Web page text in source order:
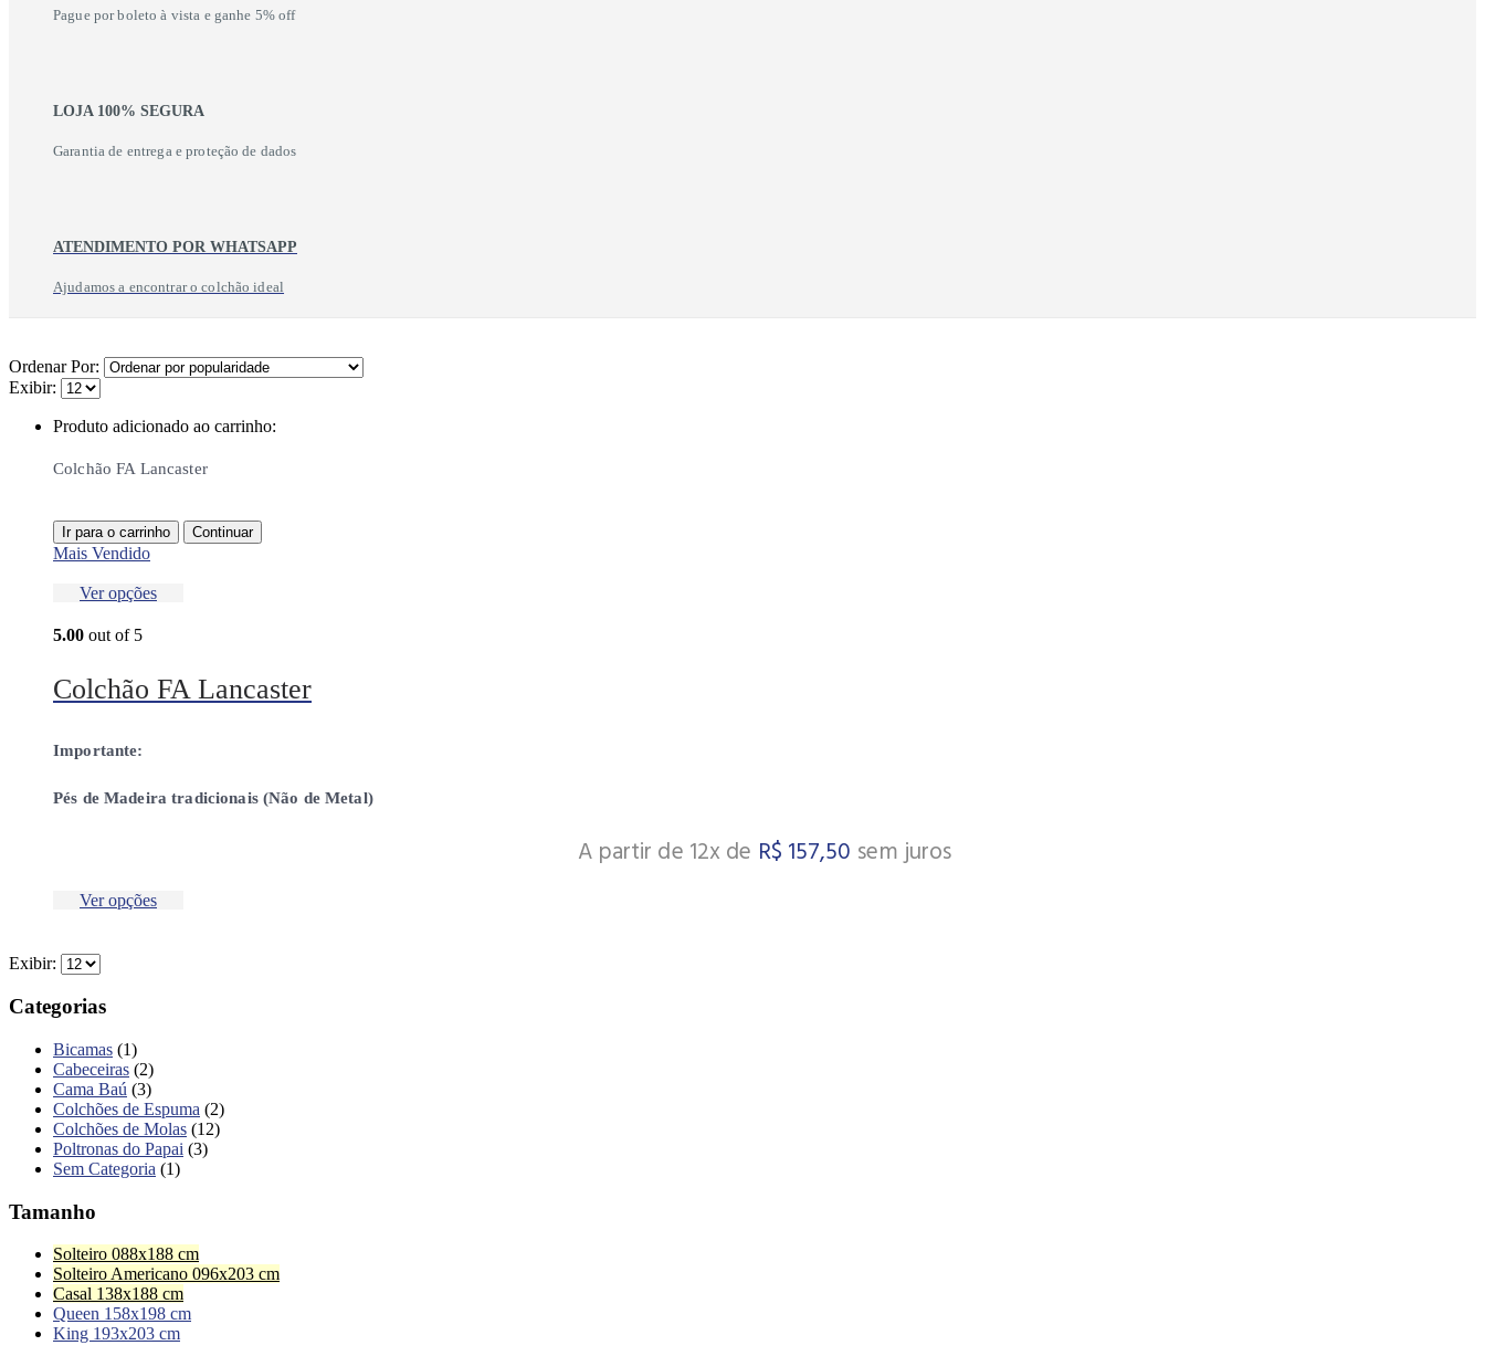
Pague por boleto à vista e ganhe 5% off
LOJA 100% SEGURA
Garantia de entrega e proteção de dados
ATENDIMENTO POR WHATSAPP
Ajudamos a encontrar o colchão ideal
Ordenar Por:
Exibir:
Produto adicionado ao carrinho:
Colchão FA Lancaster
Ir para o carrinho Continuar
Mais Vendido
Ver opções
5.00 out of 5
Colchão FA Lancaster
Importante:
Pés de Madeira tradicionais (Não de Metal)
A partir de 12x de R$ 157,50 sem juros
Ver opções
Exibir:
Categorias
Bicamas (1)
Cabeceiras (2)
Cama Baú (3)
Colchões de Espuma (2)
Colchões de Molas (12)
Poltronas do Papai (3)
Sem Categoria (1)
Tamanho
Solteiro 088x188 cm
Solteiro Americano 096x203 cm
Casal 138x188 cm
Queen 158x198 cm
King 193x203 cm